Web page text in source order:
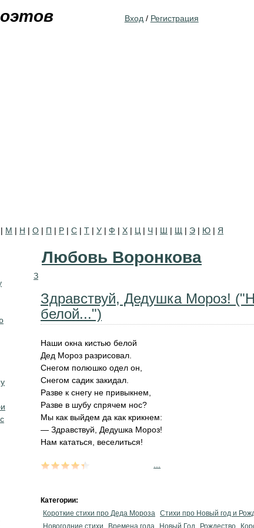
Вход / Регистрация
| М | Н | О | П | Р | С | Т | У | Ф | Х | Ц | Ч | Ш | Щ | Э | Ю | Я
Любовь Воронкова
З
Здравствуй, Дедушка Мороз!
белой...")
Наши окна кистью белой
Дед Мороз разрисовал.
Снегом полюшко одел он,
Снегом садик закидал.
Разве к снегу не привыкнем,
Разве в шубу спрячем нос?
Мы как выйдем да как крикнем:
— Здравствуй, Дедушка Мороз!
Нам кататься, веселиться!
Категории:
Короткие стихи про Деда Мороза Стихи про Новый год и
Новогодние стихи
Времена года Новый Год Рождество